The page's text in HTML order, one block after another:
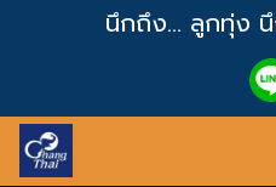
นึกถึง... ลูกทุ่ง